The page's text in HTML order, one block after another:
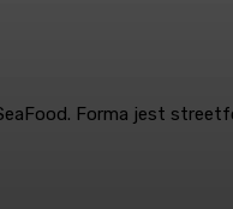
Forma jest